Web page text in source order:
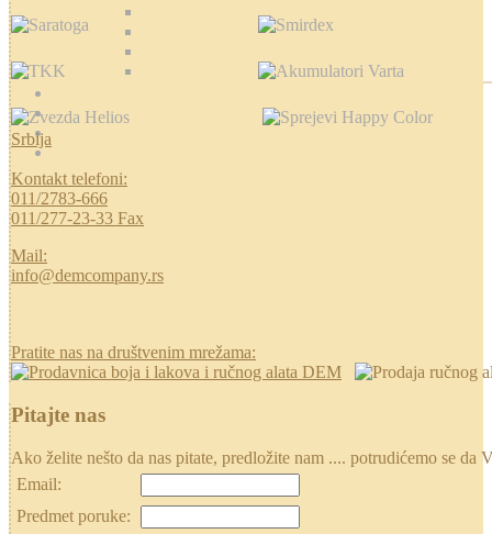
Srbija
Kontakt telefoni:
011/2783-666
011/277-23-33 Fax
Mail:
info@demcompany.rs
Pratite nas na društvenim mrežama:
Pitajte nas
Ako želite nešto da nas pitate, predložite nam .... potrudićemo se
Email:
Predmet poruke: